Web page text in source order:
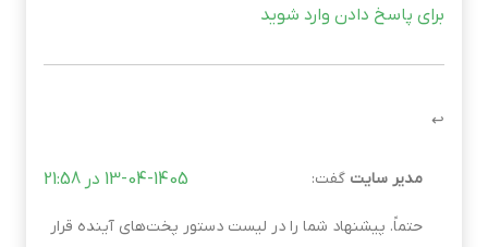
برای پاسخ دادن وارد شوید
مدیر سایت گفت: 13-04-1405 در 21:58
حتماً. پیشنهاد شما را در لیست دستور پخت‌های آینده قرار